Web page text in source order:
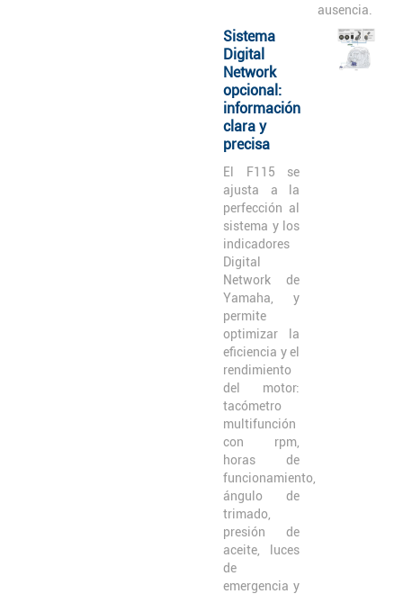
ausencia.
Sistema
Digital
Network
opcional:
información
clara y
precisa
El F115 se
ajusta a la
perfección al
sistema y los
indicadores
Digital
Network de
Yamaha, y
permite
optimizar la
eficiencia y el
rendimiento
del motor:
tacómetro
multifunción
con rpm,
horas de
funcionamiento,
ángulo de
trimado,
presión de
aceite, luces
de
emergencia y